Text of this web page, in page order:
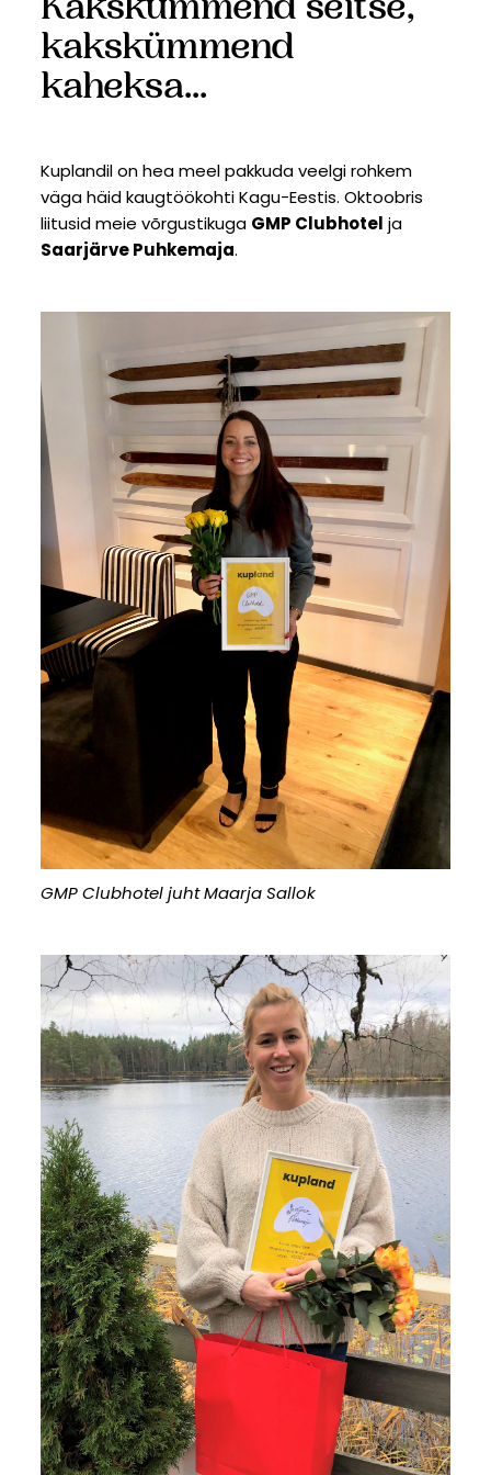
Kakskümmend seitse,
kakskümmend
kaheksa...
Kuplandil on hea meel pakkuda veelgi rohkem
väga häid kaugtöökohti Kagu-Eestis. Oktoobris
liitusid meie võrgustikuga GMP Clubhotel ja
Saarjärve Puhkemaja.
GMP Clubhotel juht Maarja Sallok